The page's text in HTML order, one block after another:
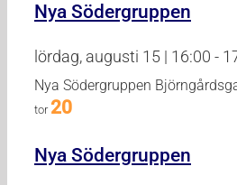
Nya Södergruppen
lördag, augusti 15 | 16:00 -
Nya Södergruppen
tor 20
Nya Södergruppen